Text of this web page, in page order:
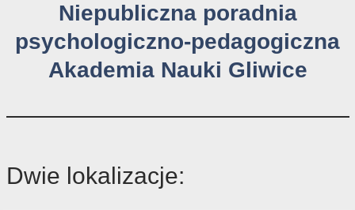
Niepubliczna poradnia
psychologiczno-pedagogiczna
Akademia Nauki Gliwice
Dwie lokalizacje: